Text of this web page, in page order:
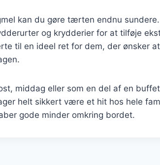
kan du gøre tærten endnu sundere.
og krydderier for at tilføje
til en ideel ret for dem, der ønsker
middag eller som en del af en
helt sikkert være et hit hos hele
gode minder omkring bordet.